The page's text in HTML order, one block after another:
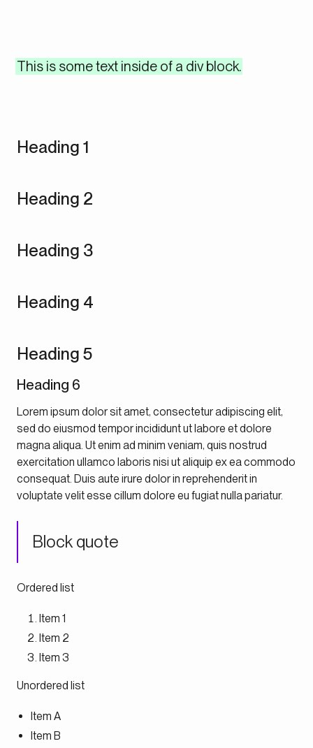
This is some text inside of a div block.
Heading 1
Heading 2
Heading 3
Heading 4
Heading 5
Heading 6
Lorem ipsum dolor sit amet, consectetur adipiscing elit,
sed do eiusmod tempor incididunt ut labore et dolore
magna aliqua. Ut enim ad minim veniam, quis nostrud
exercitation ullamco laboris nisi ut aliquip ex ea commodo
consequat. Duis aute irure dolor in reprehenderit in
voluptate velit esse cillum dolore eu fugiat nulla pariatur.
Block quote
Ordered list
Item 1
Item 2
Item 3
Unordered list
Item A
Item B